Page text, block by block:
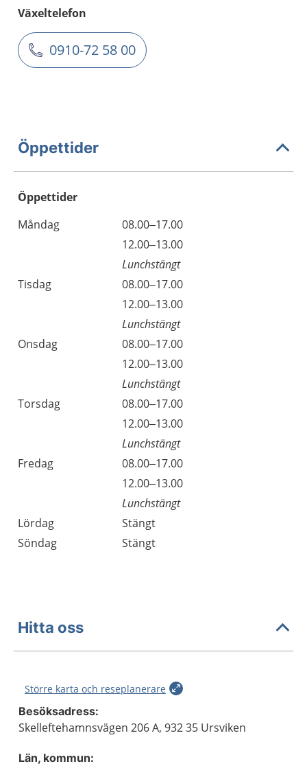
Växeltelefon
0910-72 58 00
Öppettider
Öppettider
Dag
Öppettider
Kommentarer
Måndag
08.00–17.00
12.00–13.00
Lunchstängt
Tisdag
08.00–17.00
12.00–13.00
Lunchstängt
Onsdag
08.00–17.00
12.00–13.00
Lunchstängt
Torsdag
08.00–17.00
12.00–13.00
Lunchstängt
Fredag
08.00–17.00
12.00–13.00
Lunchstängt
Lördag
Stängt
Söndag
Stängt
Hitta oss
Större karta och reseplanerare
Besöksadress:
Skelleftehamnsvägen 206 A, 932 35 Ursviken
Län, kommun: